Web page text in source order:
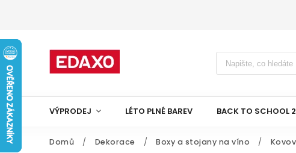
VÝPRODEJ LÉTO PLNÉ BAREV BACK TO SCHOOL
Domů / Dekorace / Boxy a stojany na víno /